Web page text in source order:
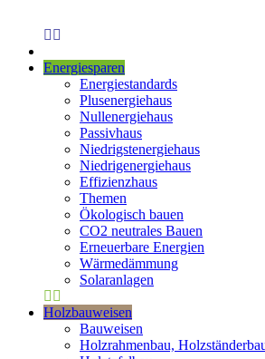
Energiesparen
Energiestandards
Plusenergiehaus
Nullenergiehaus
Passivhaus
Niedrigstenergiehaus
Niedrigenergiehaus
Effizienzhaus
Themen
Ökologisch bauen
CO2 neutrales Bauen
Erneuerbare Energien
Wärmedämmung
Solaranlagen
Holzbauweisen
Bauweisen
Holzrahmenbau,